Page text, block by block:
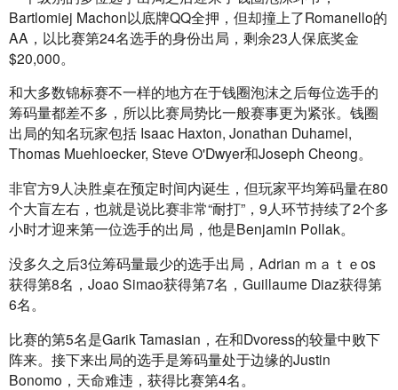
Bartlomiej Machon以底牌QQ全押，但却撞上了Romanello的
AA，以比赛第24名选手的身份出局，剩余23人保底奖金
$20,000。
和大多数锦标赛不一样的地方在于钱圈泡沫之后每位选手的
筹码量都差不多，所以比赛局势比一般赛事更为紧张。钱圈
出局的知名玩家包括 Isaac Haxton, Jonathan Duhamel,
Thomas Muehloecker, Steve O'Dwyer和Joseph Cheong。
非官方9人决胜桌在预定时间内诞生，但玩家平均筹码量在80
个大盲左右，也就是说比赛非常“耐打”，9人环节持续了2个多
小时才迎来第一位选手的出局，他是Benjamin Pollak。
没多久之后3位筹码量最少的选手出局，Adrian ｍａｔｅos
获得第8名，Joao Simao获得第7名，Guillaume Diaz获得第
6名。
比赛的第5名是Garik Tamasian，在和Dvoress的较量中败下
阵来。接下来出局的选手是筹码量处于边缘的Justin
Bonomo，天命难违，获得比赛第4名。